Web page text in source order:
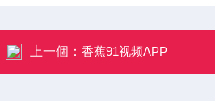
上一個：香蕉91视频APP